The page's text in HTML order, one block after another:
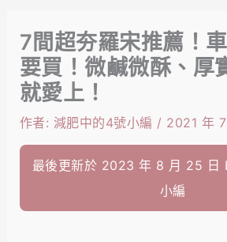
7間超夯羅宋推薦！
要買！微鹹微酥、厚
就愛上！
作者: 減肥中的4號小編 / 2021 年
最後更新於 2023 年 8 月 25 日
小編